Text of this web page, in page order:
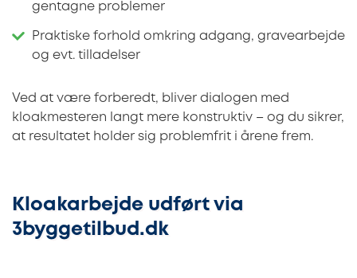
gentagne problemer
Praktiske forhold omkring adgang, gravearbejde
og evt. tilladelser
Ved at være forberedt, bliver dialogen med
kloakmesteren langt mere konstruktiv – og du sikrer,
at resultatet holder sig problemfrit i årene frem.
Kloakarbejde udført via
3byggetilbud.dk